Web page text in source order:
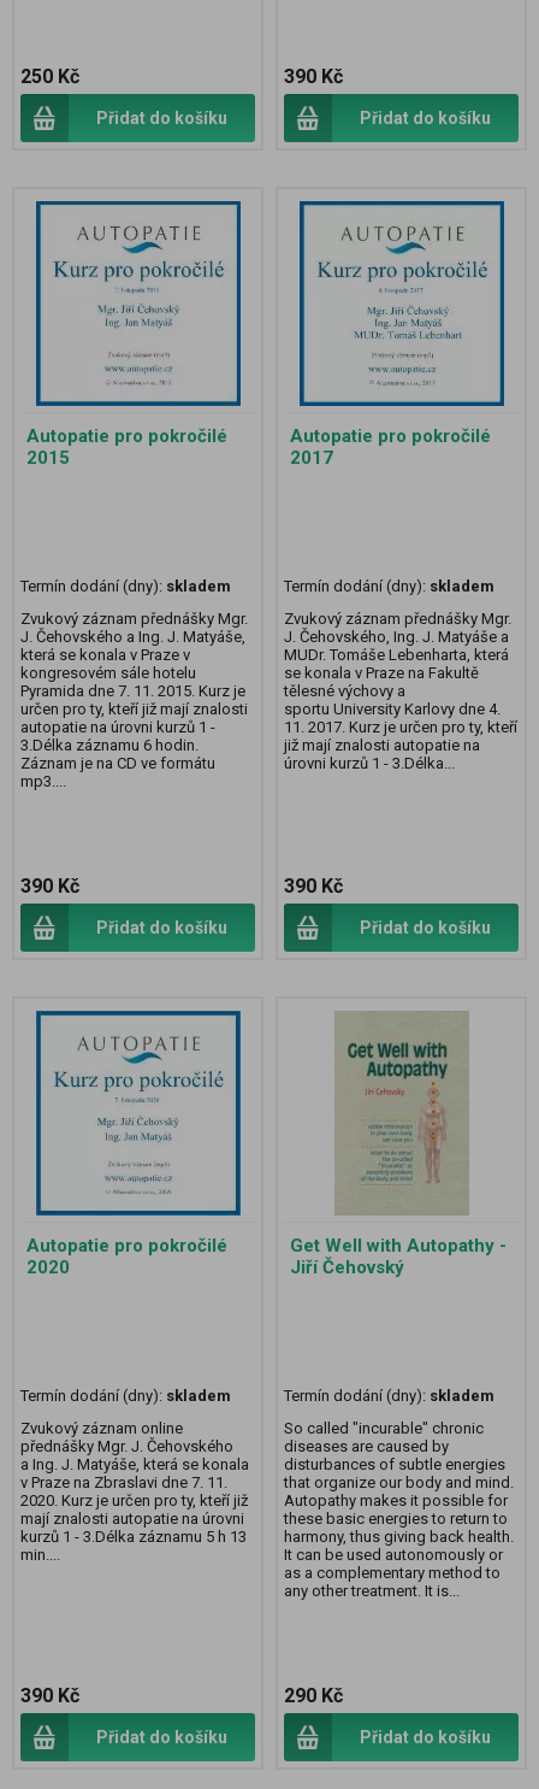
250 Kč
Přidat do košíku
390 Kč
Přidat do košíku
Autopatie pro pokročilé
2015
Termín dodání (dny): skladem
Zvukový záznam přednášky Mgr.
J. Čehovského a Ing. J. Matyáše,
která se konala v Praze v
kongresovém sále hotelu
Pyramida dne 7. 11. 2015. Kurz je
určen pro ty, kteří již mají znalosti
autopatie na úrovni kurzů 1 -
3.Délka záznamu 6 hodin.
Záznam je na CD ve formátu
mp3....
390 Kč
Přidat do košíku
Autopatie pro pokročilé
2017
Termín dodání (dny): skladem
Zvukový záznam přednášky Mgr.
J. Čehovského, Ing. J. Matyáše a
MUDr. Tomáše Lebenharta, která
se konala v Praze na Fakultě
tělesné výchovy a
sportu University Karlovy dne 4.
11. 2017. Kurz je určen pro ty, kteří
již mají znalosti autopatie na
úrovni kurzů 1 - 3.Délka...
390 Kč
Přidat do košíku
Autopatie pro pokročilé
2020
Termín dodání (dny): skladem
Zvukový záznam online
přednášky Mgr. J. Čehovského
a Ing. J. Matyáše, která se konala
v Praze na Zbraslavi dne 7. 11.
2020. Kurz je určen pro ty, kteří již
mají znalosti autopatie na úrovni
kurzů 1 - 3.Délka záznamu 5 h 13
min....
390 Kč
Přidat do košíku
Get Well with Autopathy -
Jiří Čehovský
Termín dodání (dny): skladem
So called "incurable" chronic
diseases are caused by
disturbances of subtle energies
that organize our body and mind.
Autopathy makes it possible for
these basic energies to return to
harmony, thus giving back health.
It can be used autonomously or
as a complementary method to
any other treatment. It is...
290 Kč
Přidat do košíku